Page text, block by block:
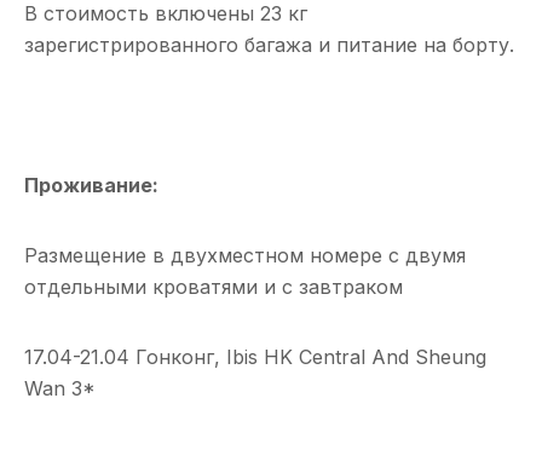
В стоимость включены 23 кг
зарегистрированного багажа и питание на борту.
Проживание:
Размещение в двухместном номере с двумя
отдельными кроватями и с завтраком
17.04-21.04 Гонконг, Ibis HK Central And Sheung
Wan 3*